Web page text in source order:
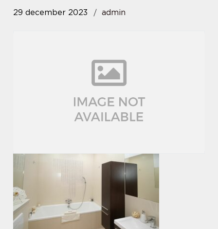
29 december 2023 admin